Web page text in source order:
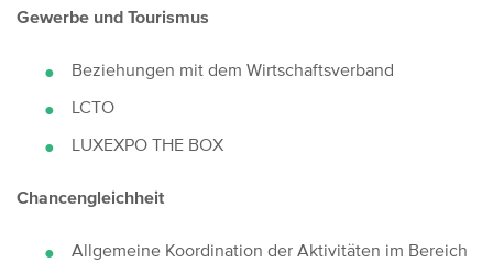
Gewerbe und Tourismus
Beziehungen mit dem Wirtschaftsverband
LCTO
LUXEXPO THE BOX
Chancengleichheit
Allgemeine Koordination der Aktivitäten im Bereich